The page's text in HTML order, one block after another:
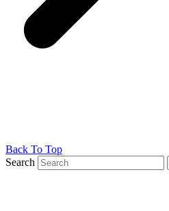
Back To Top
Search